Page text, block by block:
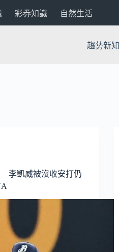
彩券知識 自然生活
趨勢新知
李凱威被沒收安打仍